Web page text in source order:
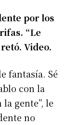
por los
“Le
Video.
fantasía. Sé
con la
gente”, le
no